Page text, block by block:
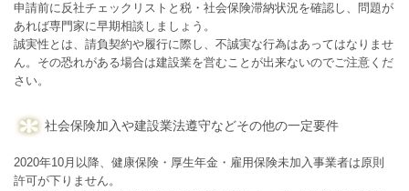
申請前に反社チェックリストと税・社会保険滞納状況を確認し、問題が
あれば専門家に早期相談しましょう。
誠実性とは、請負契約や履行に際し、不誠実な行為はあってはなりませ
ん。その恐れがある場合は建設業を営むことが出来ないのでご注意くだ
さい。
社会保険加入や建設業法遵守などその他の一定要件
2020年10月以降、健康保険・厚生年金・雇用保険未加入事業者は原則
許可が下りません。